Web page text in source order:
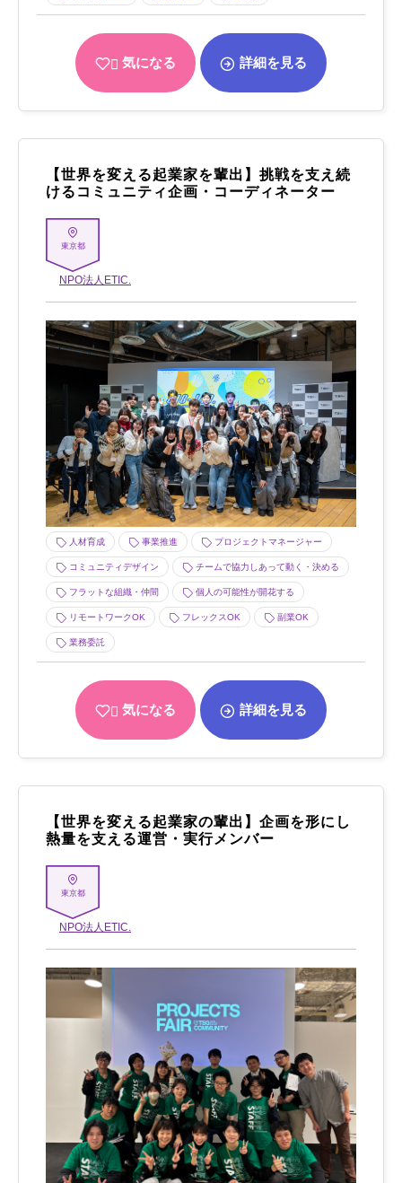
気になる 詳細を見る
【世界を変える起業家を輩出】挑戦を支え続
けるコミュニティ企画・コーディネーター
東京都
NPO法人ETIC.
人材育成 事業推進 プロジェクトマネージャー
コミュニティデザイン チームで協力しあって動く・決める
フラットな組織・仲間 個人の可能性が開花する
リモートワークOK フレックスOK 副業OK
業務委託
気になる 詳細を見る
【世界を変える起業家の輩出】企画を形にし
熱量を支える運営・実行メンバー
東京都
NPO法人ETIC.